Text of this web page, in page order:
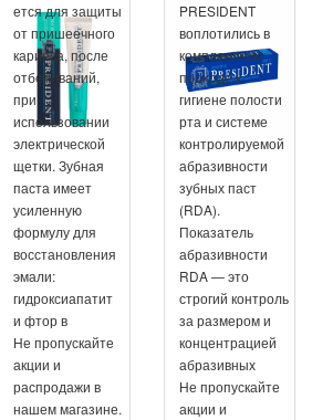
ется для защиты
от пришеечного
кариеса, после
отбеливаний,
при
использовании
электрической
щетки. Зубная
паста имеет
усиленную
формулу для
восстановления
эмали:
гидроксиапатит
и фтор в
Не пропускайте
акции и
распродажи в
нашем магазине.
PRESIDENT
воплотились в
комплексном
подходе к
гигиене полости
рта и системе
контролируемой
абразивности
зубных паст
(RDA).
Показатель
абразивности
RDA — это
строгий контроль
за размером и
концентрацией
абразивных
Не пропускайте
акции и